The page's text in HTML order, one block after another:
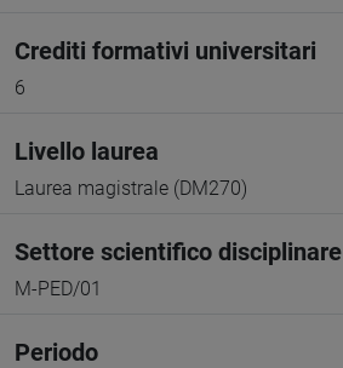
Crediti formativi universitari
6
Livello laurea
Laurea magistrale (DM270)
Settore scientifico disciplinare
M-PED/01
Periodo